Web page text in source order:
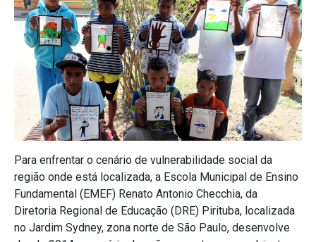
Para enfrentar o cenário de vulnerabilidade social da
região onde está localizada, a Escola Municipal de Ensino
Fundamental (EMEF) Renato Antonio Checchia, da
Diretoria Regional de Educação (DRE) Pirituba, localizada
no Jardim Sydney, zona norte de São Paulo, desenvolve